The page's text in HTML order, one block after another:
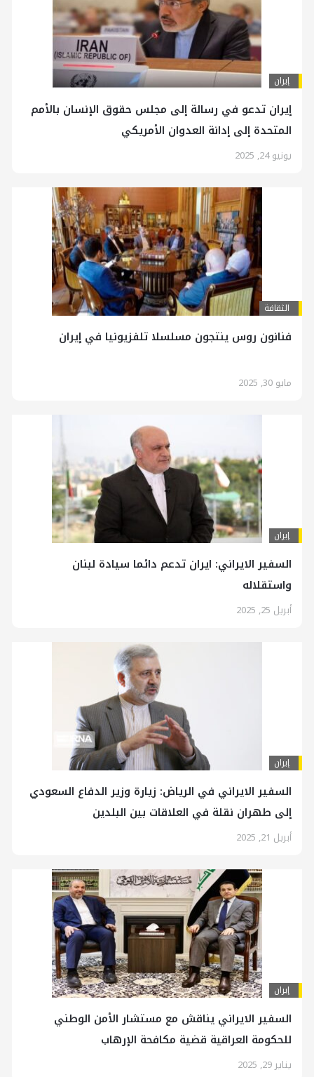
إيران
إيران تدعو في رسالة إلى مجلس حقوق الإنسان بالأمم
المتحدة إلى إدانة العدوان الأمريكي
يونيو 24, 2025
الثقافة
فنانون روس ينتجون مسلسلا تلفزيونيا في إيران
مايو 30, 2025
إيران
السفير الايراني: ايران تدعم دائما سيادة لبنان
واستقلاله
أبريل 25, 2025
إيران
السفير الايراني في الرياض: زيارة وزير الدفاع السعودي
إلى طهران نقلة في العلاقات بين البلدين
أبريل 21, 2025
إيران
السفير الايراني يناقش مع مستشار الأمن الوطني
للحكومة العراقية قضية مكافحة الإرهاب
يناير 29, 2025